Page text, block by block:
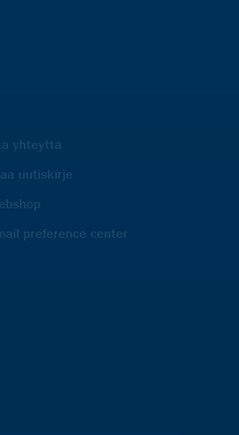
yhteyttä
uutiskirje
preference center